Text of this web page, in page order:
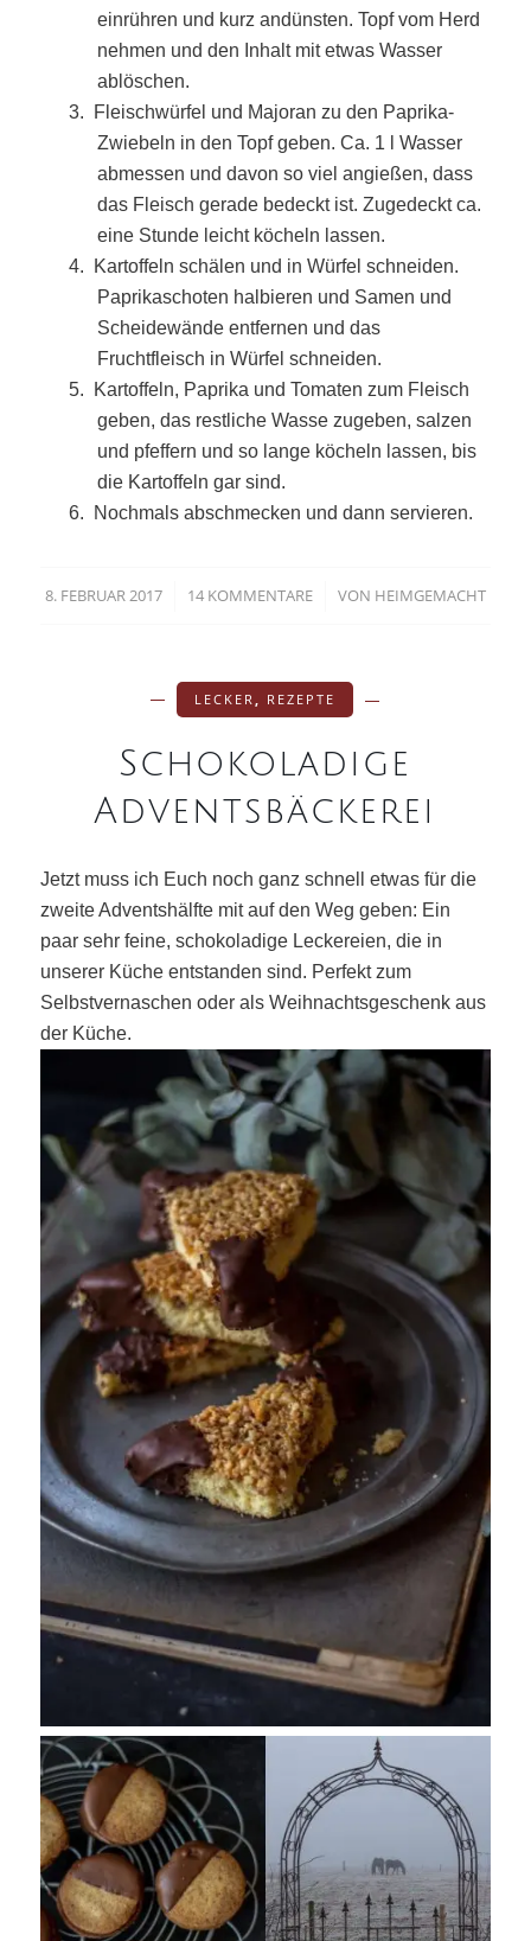
einrühren und kurz andünsten. Topf vom Herd
nehmen und den Inhalt mit etwas Wasser
ablöschen.
3.
Fleischwürfel und Majoran zu den Paprika-
Zwiebeln in den Topf geben. Ca. 1 l Wasser
abmessen und davon so viel angießen, dass
das Fleisch gerade bedeckt ist. Zugedeckt ca.
eine Stunde leicht köcheln lassen.
4.
Kartoffeln schälen und in Würfel schneiden.
Paprikaschoten halbieren und Samen und
Scheidewände entfernen und das
Fruchtfleisch in Würfel schneiden.
5.
Kartoffeln, Paprika und Tomaten zum Fleisch
geben, das restliche Wasse zugeben, salzen
und pfeffern und so lange köcheln lassen, bis
die Kartoffeln gar sind.
6.
Nochmals abschmecken und dann servieren.
8. FEBRUAR 2017
/ 14 KOMMENTARE
/ VON HEIMGEMACHT
LECKER REZEPTE
Schokoladige
Adventsbäckerei
Jetzt muss ich Euch noch ganz schnell etwas für die
zweite Adventshälfte mit auf den Weg geben: Ein
paar sehr feine, schokoladige Leckereien, die in
unserer Küche entstanden sind. Perfekt zum
Selbstvernaschen oder als Weihnachtsgeschenk aus
der Küche.